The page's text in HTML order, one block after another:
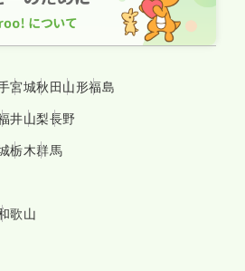
宮城秋田山形福島
井山梨長野
栃木群馬
歌山